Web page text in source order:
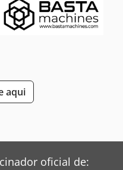
aqui
oficial de: